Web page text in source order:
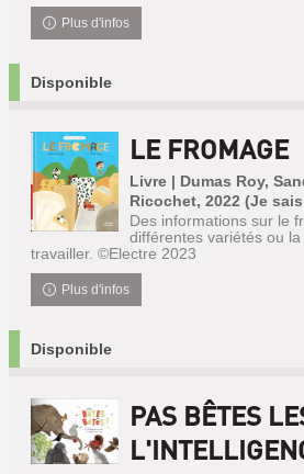
Plus d'infos
Disponible
LE FROMAGE
Livre | Dumas Roy,
Ricochet, 2022 (Je
Des informations sur le
différentes variétés ou
travailler. ©Electre 2023
Plus d'infos
Disponible
PAS BÊTES